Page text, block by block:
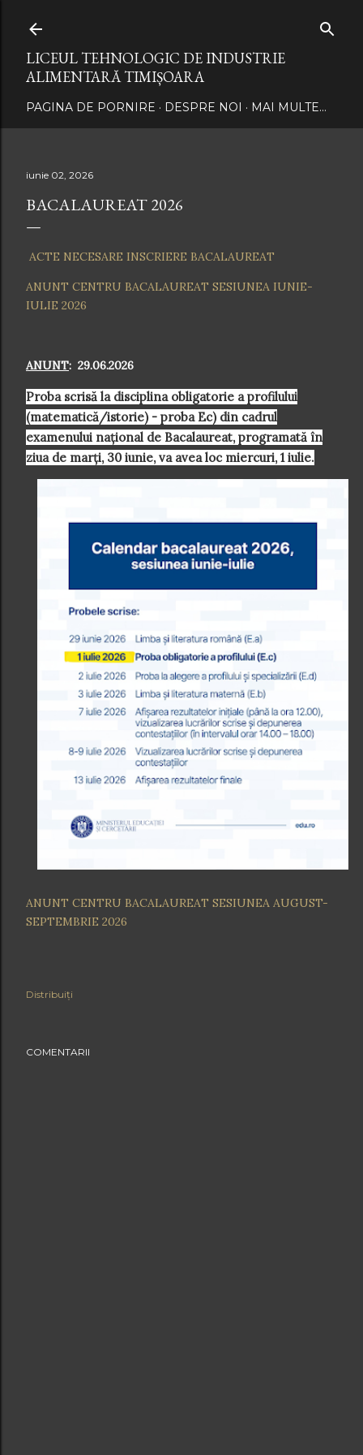
LICEUL TEHNOLOGIC DE INDUSTRIE
ALIMENTARĂ TIMIȘOARA
PAGINA DE PORNIRE DESPRE NOI MAI MULTE…
iunie 02, 2026
BACALAUREAT 2026
ACTE NECESARE INSCRIERE BACALAUREAT
ANUNT CENTRU BACALAUREAT SESIUNEA IUNIE-
IULIE 2026
ANUNT: 29.06.2026
Proba scrisă la disciplina obligatorie a profilului
(matematică/istorie) - proba Ec) din cadrul
examenului național de Bacalaureat, programată în
ziua de marți, 30 iunie, va avea loc miercuri, 1 iulie.
ANUNT CENTRU BACALAUREAT SESIUNEA AUGUST-
SEPTEMBRIE 2026
Distribuiți
COMENTARII